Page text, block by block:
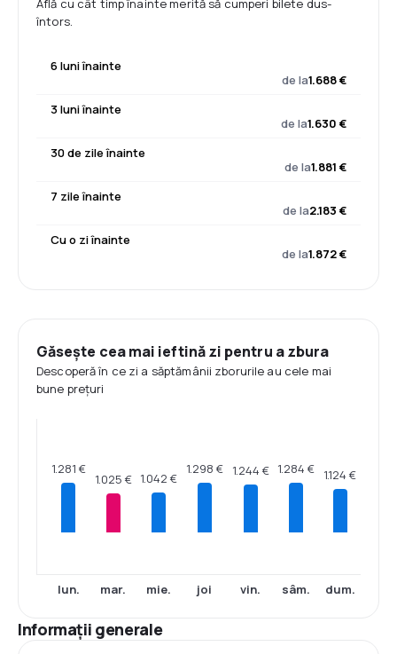
Află cu cât timp înainte merită să cumperi bilete dus-
întors.
6 luni înainte
de la1.688 €
3 luni înainte
de la1.630 €
30 de zile înainte
de la1.881 €
7 zile înainte
de la2.183 €
Cu o zi înainte
de la1.872 €
Găsește cea mai ieftină zi pentru a zbura
Descoperă în ce zi a săptămânii zborurile au cele mai
bune prețuri
1.281 €
lun.
1.025 €
mar.
1.042 €
mie.
1.298 €
joi
1.244 €
vin.
1.284 €
sâm.
1.124 €
dum.
Informații generale